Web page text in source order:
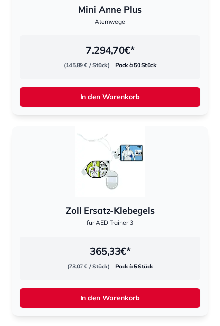
Mini Anne Plus
Atemwege
7.294,70€*
(145,89 € / Stück) Pack à 50 Stück
In den Warenkorb
Zoll Ersatz-Klebegels
für AED Trainer 3
365,33€*
(73,07 € / Stück) Pack à 5 Stück
In den Warenkorb